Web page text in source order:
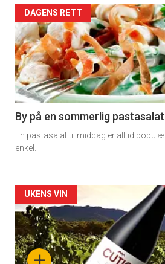
Forsiden
akkurat
nå
-
5
DAGENS RETT
By på en sommerlig
En pastasalat til middag er alltid
enkel.
Forsiden
akkurat
nå
UKENS VIN